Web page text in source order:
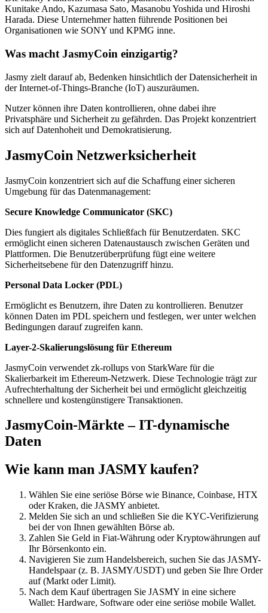
Kunitake Ando, Kazumasa Sato, Masanobu Yoshida und Hiroshi
Harada. Diese Unternehmer hatten führende Positionen bei
Organisationen wie SONY und KPMG inne.
Was macht JasmyCoin einzigartig?
Jasmy zielt darauf ab, Bedenken hinsichtlich der Datensicherheit in
der Internet-of-Things-Branche (IoT) auszuräumen.
Nutzer können ihre Daten kontrollieren, ohne dabei ihre
Privatsphäre und Sicherheit zu gefährden. Das Projekt konzentriert
sich auf Datenhoheit und Demokratisierung.
JasmyCoin Netzwerksicherheit
JasmyCoin konzentriert sich auf die Schaffung einer sicheren
Umgebung für das Datenmanagement:
Secure Knowledge Communicator (SKC)
Dies fungiert als digitales Schließfach für Benutzerdaten. SKC
ermöglicht einen sicheren Datenaustausch zwischen Geräten und
Plattformen. Die Benutzerüberprüfung fügt eine weitere
Sicherheitsebene für den Datenzugriff hinzu.
Personal Data Locker (PDL)
Ermöglicht es Benutzern, ihre Daten zu kontrollieren. Benutzer
können Daten im PDL speichern und festlegen, wer unter welchen
Bedingungen darauf zugreifen kann.
Layer-2-Skalierungslösung für Ethereum
JasmyCoin verwendet zk-rollups von StarkWare für die
Skalierbarkeit im Ethereum-Netzwerk. Diese Technologie trägt zur
Aufrechterhaltung der Sicherheit bei und ermöglicht gleichzeitig
schnellere und kostengünstigere Transaktionen.
JasmyCoin-Märkte – IT-dynamische
Daten
Wie kann man JASMY kaufen?
Wählen Sie eine seriöse Börse wie Binance, Coinbase, HTX
oder Kraken, die JASMY anbietet.
Melden Sie sich an und schließen Sie die KYC-Verifizierung
bei der von Ihnen gewählten Börse ab.
Zahlen Sie Geld in Fiat-Währung oder Kryptowährungen auf
Ihr Börsenkonto ein.
Navigieren Sie zum Handelsbereich, suchen Sie das JASMY-
Handelspaar (z. B. JASMY/USDT) und geben Sie Ihre Order
auf (Markt oder Limit).
Nach dem Kauf übertragen Sie JASMY in eine sichere
Wallet: Hardware, Software oder eine seriöse mobile Wallet.